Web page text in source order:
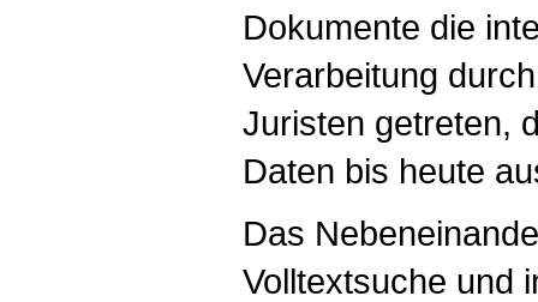
Dokumente die
Verarbeitung
Juristen getreten,
Daten bis heute
Das
Volltextsuche und